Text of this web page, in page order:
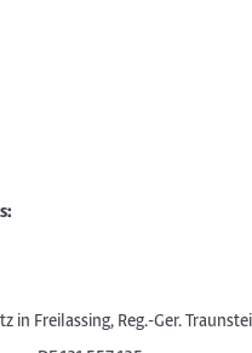
in Freilassing, Reg.-Ger.